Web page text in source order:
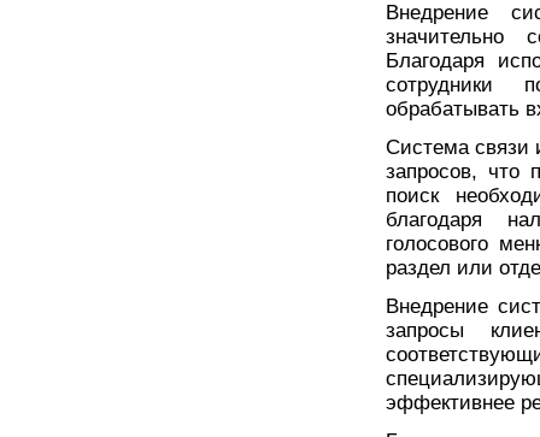
Внедрение
значительно
Благодаря
сотрудники
обрабатывать
Система связи
запросов, что
поиск
благодаря
голосового
раздел или
Внедрение
запросы
эффективнее